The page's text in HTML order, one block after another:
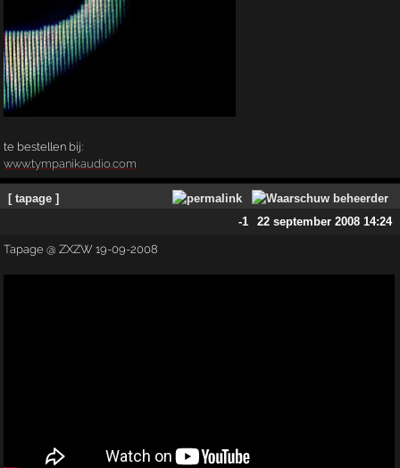
te bestellen bij:
www.tympanikaudio.com
[ tapage ]
-1
22 september 2008 14:24
Tapage @ ZXZW 19-09-2008